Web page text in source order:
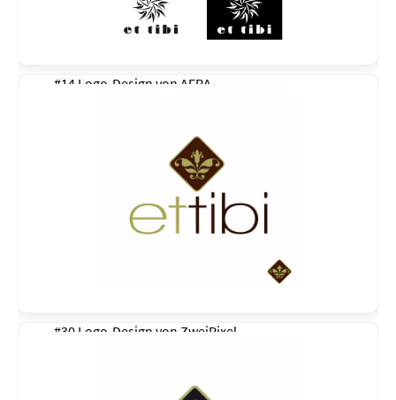
#14 Logo-Design von AFRA
#30 Logo-Design von ZweiPixel